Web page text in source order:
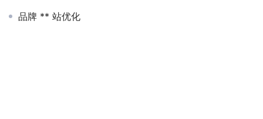
品牌 ** 站优化